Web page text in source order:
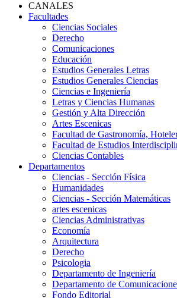
CANALES
Facultades
Ciencias Sociales
Derecho
Comunicaciones
Educación
Estudios Generales Letras
Estudios Generales Ciencias
Ciencias e Ingeniería
Letras y Ciencias Humanas
Gestión y Alta Dirección
Artes Escenicas
Facultad de Gastronomía,
Facultad de Estudios
Ciencias Contables
Departamentos
Ciencias - Sección Física
Humanidades
Ciencias - Sección Matemáticas
artes escenicas
Ciencias Administrativas
Economía
Arquitectura
Derecho
Psicologia
Departamento de Ingeniería
Departamento de
Fondo Editorial